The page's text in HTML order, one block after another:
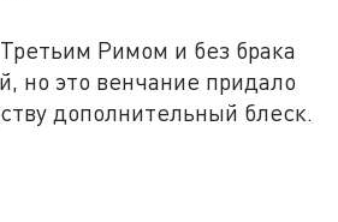
Римом и без брака
но это венчание придало
дополнительный блеск.